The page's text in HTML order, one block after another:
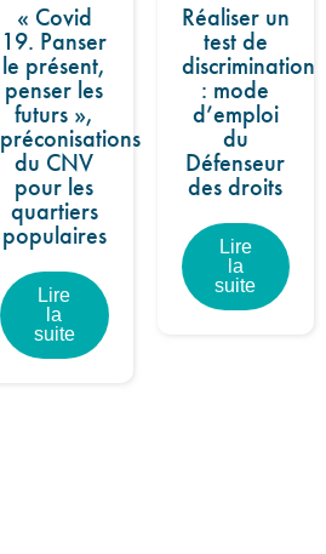
« Covid
19. Panser
le présent,
penser les
futurs »,
préconisations
du CNV
pour les
quartiers
populaires
Lire
la
suite
Réaliser un
test de
discrimination
: mode
d’emploi
du
Défenseur
des droits
Lire
la
suite